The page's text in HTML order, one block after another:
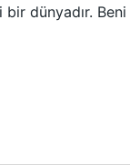
dünyadır. Beni